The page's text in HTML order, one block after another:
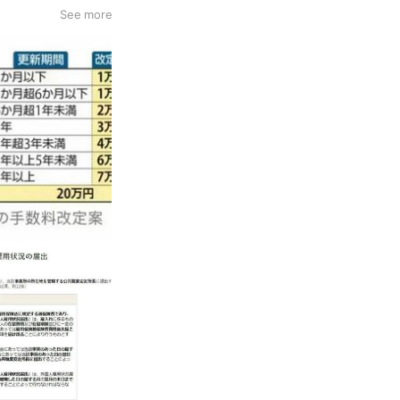
See more